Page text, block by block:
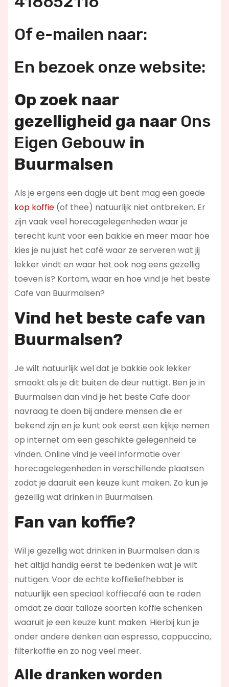
Of e-mailen naar:
En bezoek onze website:
Op zoek naar
gezelligheid ga naar Ons
Eigen Gebouwin
Buurmalsen
Als je ergens een dagje uit bent mag een goede
kop koffie(of thee) natuurlijk niet ontbreken. Er
zijn vaak veel horecagelegenheden waar je
terecht kunt voor een bakkie en meer maar hoe
kies je nu juist het café waar ze serveren wat jij
lekker vindt en waar het ook nog eens gezellig
toeven is? Kortom, waar en hoe vind je het beste
Cafe van Buurmalsen?
Vind het beste cafe van
Buurmalsen?
Je wilt natuurlijk wel dat je bakkie ook lekker
smaakt als je dit buiten de deur nuttigt. Ben je in
Buurmalsen dan vind je het beste Cafe door
navraag te doen bij andere mensen die er
bekend zijn en je kunt ook eerst een kijkje nemen
op internet om een geschikte gelegenheid te
vinden. Online vind je veel informatie over
horecagelegenheden in verschillende plaatsen
zodat je daaruit een keuze kunt maken. Zo kun je
gezellig wat drinken in Buurmalsen.
Fan van koffie?
Wil je gezellig wat drinken in Buurmalsen dan is
het altijd handig eerst te bedenken wat je wilt
nuttigen. Voor de echte koffieliefhebber is
natuurlijk een speciaal koffiecafé aan te raden
omdat ze daar talloze soorten koffie schenken
waaruit je een keuze kunt maken. Hierbij kun je
onder andere denken aan espresso, cappuccino,
filterkoffie en zo nog veel meer.
Alle dranken worden